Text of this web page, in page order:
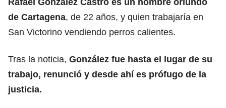
de Cartagena, de 22 años, y quien trabajaría en
San Victorino vendiendo perros calientes.
Tras la noticia, González fue hasta el lugar de su
trabajo, renunció y desde ahí es prófugo de la
justicia.